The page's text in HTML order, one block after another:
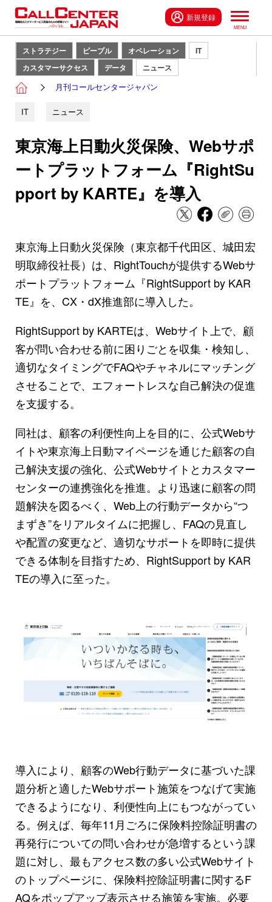
新規登録
ストラテジー ピープル オペレーション
IT
カスタマーサクセス
データ ニュース
月刊コールセンタージャパン
IT ニュース
東京海上日動火災保険、Webサポ
ートプラットフォーム『RightSu
pport by KARTE』を導入
東京海上日動火災保険（東京都千代田区、城田宏
明取締役社長）は、RightTouchが提供するWebサ
ポートプラットフォーム『RightSupport by KAR
TE』を、CX・dX推進部に導入した。
RightSupport by KARTEは、Webサイト上で、顧
客が問い合わせる前に困りごとを収集・検知し、
適切なタイミングでFAQやチャネルにマッチング
させることで、エフォートレスな自己解決の促進
を支援する。
同社は、顧客の利便性向上を目的に、公式Webサ
イトや東京海上日動マイページを通じた顧客の自
己解決支援の強化、公式Webサイトとカスタマー
センターの連携強化を推進。より迅速に顧客の問
題解決を図るべく、Web上の行動データから“つ
まずき”をリアルタイムに把握し、FAQの見直し
や配置の変更など、適切なサポートを即時に提供
できる体制を目指すため、RightSupport by KAR
TEの導入に至った。
導入により、顧客のWeb行動データに基づいた課
題分析と適したWebサポート施策をつなげて実施
できるようになり、利便性向上にもつながってい
る。例えば、毎年11月ごろに保険料控除証明書の
再発行についての問い合わせが急増するという課
題に対し、最もアクセス数の多い公式Webサイト
のトップページに、保険料控除証明書に関するF
AQをポップアップ表示させる施策を実施。必要